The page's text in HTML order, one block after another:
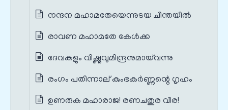
നന്ദന മഹാമതേയെന്നുടയ ചിന്തയിൽ
രാവണ മഹാമതേ കേൾക്ക
ദേവകളും വിഷ്ണുവുമിന്ദ്രനുമായ്‌വന്നു
രംഗം പതിന്നാല് കുംഭകർണ്ണന്റെ ഗൃഹം
ഉണരുക മഹാരാജ! രണചതുര വീര!